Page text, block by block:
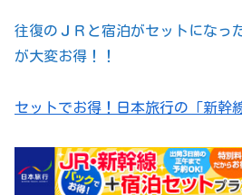
往復のＪＲと宿泊がセットになっ
が大変お得！！
セットでお得！日本旅行の「新幹